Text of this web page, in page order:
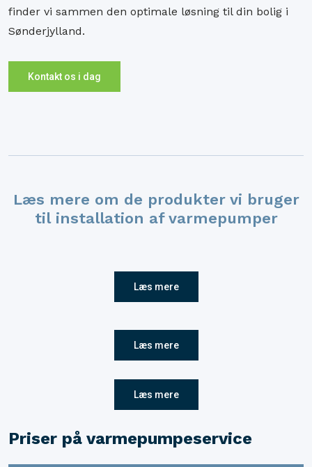
finder vi sammen den optimale løsning til din bolig i
Sønderjylland.
Kontakt os i dag​
Læs mere om de produkter vi bruger​
til installation af varmepumper
Læs mere
Læs mere
Læs mere
Priser på varmepumpeservice